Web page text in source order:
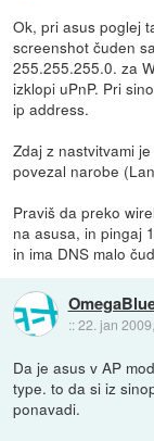
Ok, pri asus poglej
screenshot čuden
255.255.255.0. za
izklopi uPnP. Pri
ip address.
Zdaj z nastvitvami
povezal narobe
Praviš da preko
na asusa, in pingaj
in ima DNS malo
::22. jan
Da je asus v AP
type. to da si iz
ponavadi.